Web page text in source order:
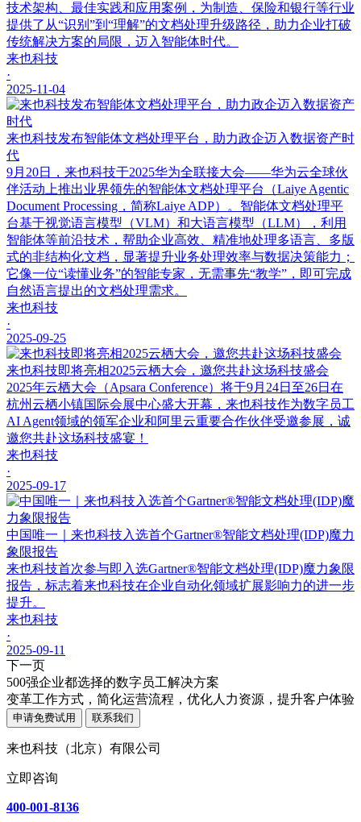
技术架构、最佳实践和应用案例，为制造、保险和银行等行业
提供了从“识别”到“理解”的文档处理升级路径，助力企业打破
传统解决方案的局限，迈入智能体时代。
来也科技
·
2025-11-04
来也科技发布智能体文档处理平台，助力政企迈入数据资产时
代
9月20日，来也科技于2025华为全联接大会——华为云全球伙
伴活动上推出业界领先的智能体文档处理平台（Laiye Agentic
Document Processing，简称Laiye ADP）。智能体文档处理平
台基于视觉语言模型（VLM）和大语言模型（LLM），利用
智能体等前沿技术，帮助企业高效、精准地处理多语言、多版
式的非结构化文档，显著提升业务处理效率与数据决策能力；
它像一位“读懂业务”的智能专家，无需事先“教学”，即可完成
自然语言提出的文档处理需求。
来也科技
·
2025-09-25
来也科技即将亮相2025云栖大会，邀您共赴这场科技盛会
2025年云栖大会（Apsara Conference）将于9月24日至26日在
杭州云栖小镇国际会展中心盛大开幕，来也科技作为数字员工
AI Agent领域的领军企业和阿里云重要合作伙伴受邀参展，诚
邀您共赴这场科技盛宴！
来也科技
·
2025-09-17
中国唯一｜来也科技入选首个Gartner®智能文档处理(IDP)魔力
象限报告
来也科技首次参与即入选Gartner®智能文档处理(IDP)魔力象限
报告，标志着来也科技在企业自动化领域扩展影响力的进一步
提升。
来也科技
·
2025-09-11
下一页
500强企业都选择的数字员工解决方案
变革工作方式，简化运营流程，优化人力资源，提升客户体验
申请免费试用 联系我们
来也科技（北京）有限公司
立即咨询
400-001-8136